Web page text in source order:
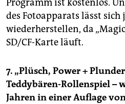
Programm ist kostenlos.
des Fotoapparats lässt sich
wiederherstellen, da
SD/CF-Karte läuft.
7. „Plüsch, Power +
Teddybären-Rollenspiel –
Jahren in einer Auflage